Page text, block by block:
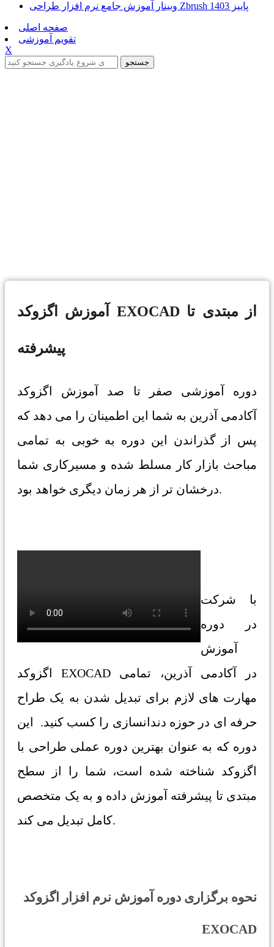
وبینار آموزش جامع نرم افزار طراحی Zbrush پاییز 1403
صفحه اصلی
تقویم آموزشی
X
جستجو
آموزش اگزوکد EXOCAD از مبتدی تا
پیشرفته
دوره آموزشی صفر تا صد آموزش اگزوکد
آکادمی آذرین به شما این اطمینان را می دهد که
پس از گذراندن این دوره به خوبی به تمامی
مباحث بازار کار مسلط شده و مسیرکاری شما
درخشان تر از هر زمان دیگری خواهد بود.
با شرکت
در دوره
آموزش
اگزوکد EXOCAD در آکادمی آذرین، تمامی
مهارت های لازم برای تبدیل شدن به یک طراح
حرفه ای در حوزه دندانسازی را کسب کنید. این
دوره که به عنوان بهترین دوره عملی طراحی با
اگزوکد شناخته شده است، شما را از سطح
مبتدی تا پیشرفته آموزش داده و به یک متخصص
کامل تبدیل می کند.
نحوه برگزاری دوره آموزش نرم افزار اگزوکد
EXOCAD